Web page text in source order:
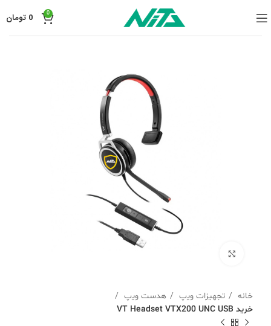
0
0 تومان
خانه ﺗﺠﻬﯿﺰات وﯾپ
ﻫﺪﺳﺖ وﯾپ
خرید VT Headset VTX200 UNC USB